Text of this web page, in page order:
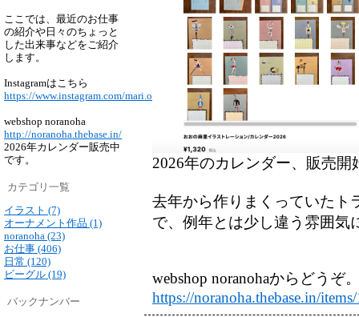
ここでは、最近のお仕事
の紹介や日々のちょっと
した出来事などをご紹介
します。
Instagramはこちら
https://www.instagram.com/mari.oonoo/
webshop noranoha
http://noranoha.thebase.in/
2026年カレンダー販売中
です。
カテゴリ一覧
イラスト (7)
オーナメント作品 (1)
noranoha (23)
お仕事 (406)
日常 (120)
ビーグル (19)
バックナンバー
2026年のカレンダー、販売開
去年から作りまくっていたト
で、例年とは少し違う雰囲気
webshop noranohaからどうぞ
https://noranoha.thebase.in/